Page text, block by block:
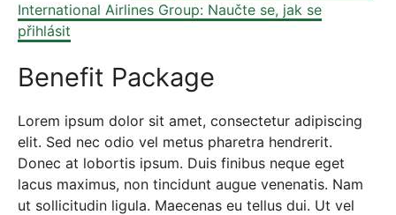
International Airlines Group: Naučte se, jak se
přihlásit
Benefit Package
Lorem ipsum dolor sit amet, consectetur adipiscing
elit. Sed nec odio vel metus pharetra hendrerit.
Donec at lobortis ipsum. Duis finibus neque eget
lacus maximus, non tincidunt augue venenatis. Nam
ut sollicitudin ligula. Maecenas eu tellus dui. Ut vel